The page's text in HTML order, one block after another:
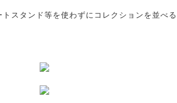
スタンド等を使わずにコレクションを並べ